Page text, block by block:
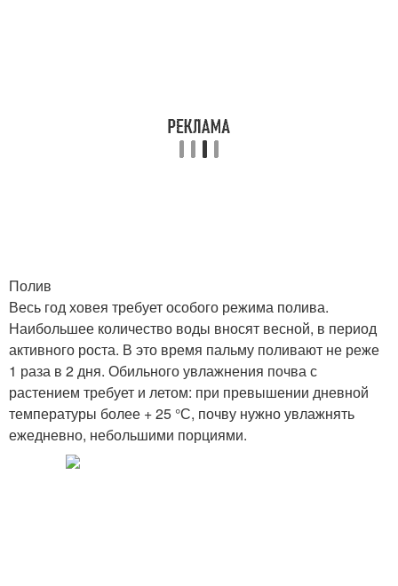
Полив
Весь год ховея требует особого режима полива.
Наибольшее количество воды вносят весной, в период
активного роста. В это время пальму поливают не реже
1 раза в 2 дня. Обильного увлажнения почва с
растением требует и летом: при превышении дневной
температуры более + 25 °С, почву нужно увлажнять
ежедневно, небольшими порциями.